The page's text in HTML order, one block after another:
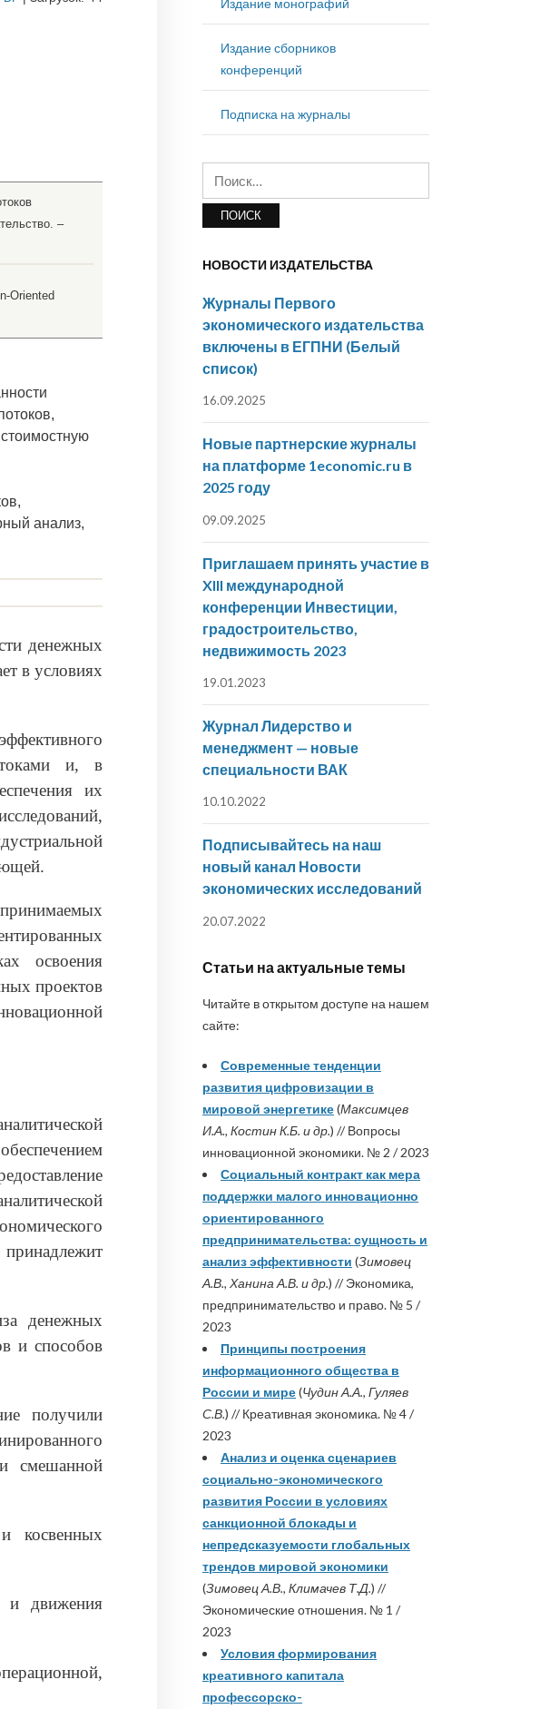
–
Oriented
анализ,
денежных
в условиях
и, в
их
освоения
проектов
денежных
и способов
получили
смешанной
косвенных
и движения
Издание сборников
конференций
Подписка на журналы
НОВОСТИ ИЗДАТЕЛЬСТВА
Журналы Первого
экономического издательства
включены в ЕГПНИ (Белый
список)
16.09.2025
Новые партнерские журналы
на платформе 1economic.ru в
2025 году
09.09.2025
Приглашаем принять участие в
XIII международной
конференции Инвестиции,
градостроительство,
недвижимость 2023
19.01.2023
Журнал Лидерство и
менеджмент — новые
специальности ВАК
10.10.2022
Подписывайтесь на наш
новый канал Новости
экономических исследований
20.07.2022
Статьи на актуальные темы
Читайте в открытом доступе на нашем
сайте:
Современные тенденции
развития цифровизации в
мировой энергетике(Максимцев
И.А., Костин К.Б. и др.) // Вопросы
инновационной экономики. № 2 / 2023
Социальный контракт как мера
поддержки малого инновационно
ориентированного
предпринимательства: сущность и
анализ эффективности (Зимовец
А.В., Ханина А.В. и др.) // Экономика,
предпринимательство и право. № 5 /
2023
Принципы построения
информационного общества в
России и мире(Чудин А.А., Гуляев
С.В.) // Креативная экономика. № 4 /
2023
Анализ и оценка сценариев
социально-экономического
развития России в условиях
санкционной блокады и
непредсказуемости глобальных
трендов мировой экономики
(Зимовец А.В., Климачев Т.Д.) //
Экономические отношения. № 1 /
2023
Условия формирования
креативного капитала
профессорско-